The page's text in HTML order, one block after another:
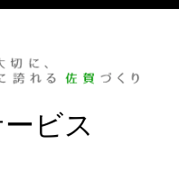
ビス